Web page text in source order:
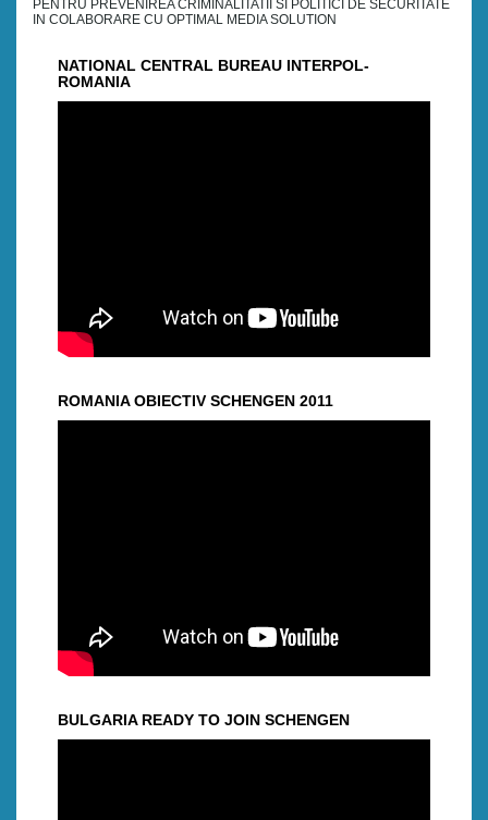
PENTRU PREVENIREA CRIMINALITATII SI POLITICI DE SECURITATE
IN COLABORARE CU OPTIMAL MEDIA SOLUTION
NATIONAL CENTRAL BUREAU INTERPOL-
ROMANIA
ROMANIA OBIECTIV SCHENGEN 2011
BULGARIA READY TO JOIN SCHENGEN